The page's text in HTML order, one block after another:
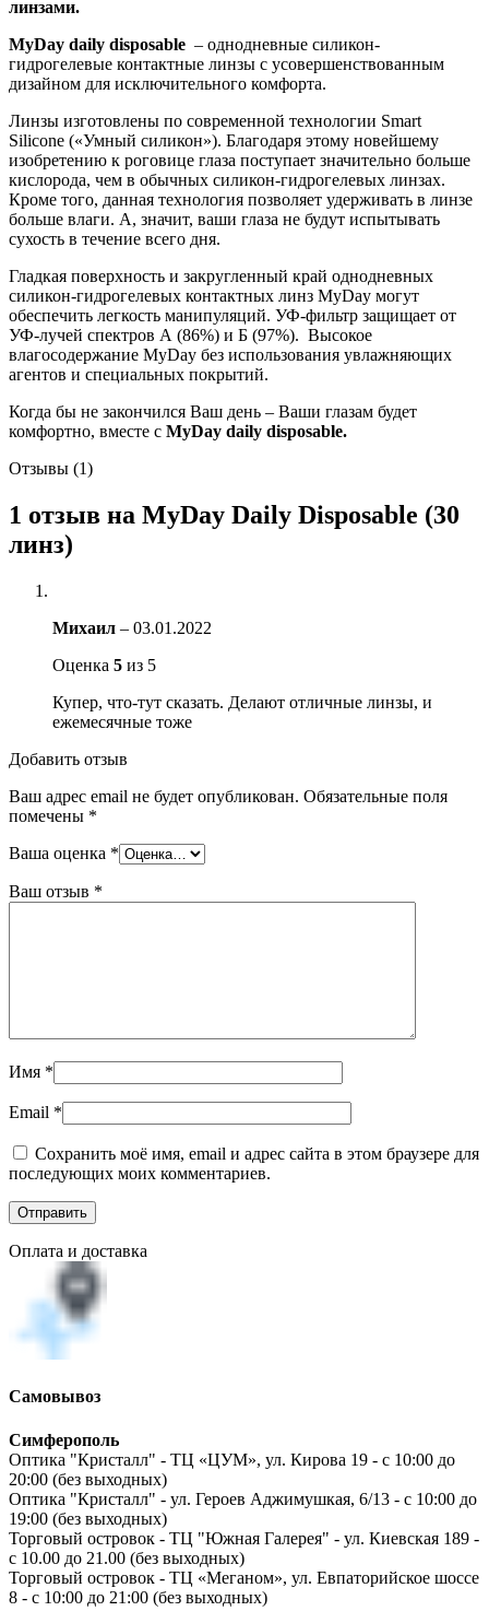
линзами.
MyDay daily disposable – однодневные силикон-
гидрогелевые контактные линзы с усовершенствованным
дизайном для исключительного комфорта.
Линзы изготовлены по современной технологии Smart
Silicone («Умный силикон»). Благодаря этому новейшему
изобретению к роговице глаза поступает значительно больше
кислорода, чем в обычных силикон-гидрогелевых линзах.
Кроме того, данная технология позволяет удерживать в линзе
больше влаги. А, значит, ваши глаза не будут испытывать
сухость в течение всего дня.
Гладкая поверхность и закругленный край однодневных
силикон-гидрогелевых контактных линз MyDay могут
обеспечить легкость манипуляций. УФ-фильтр защищает от
УФ-лучей спектров А (86%) и Б (97%). Высокое
влагосодержание MyDay без использования увлажняющих
агентов и специальных покрытий.
Когда бы не закончился Ваш день – Ваши глазам будет
комфортно, вместе с MyDay daily disposable.
Отзывы (1)
1 отзыв на MyDay Daily Disposable (30
линз)
Михаил – 03.01.2022
Оценка 5 из 5
Купер, что-тут сказать. Делают отличные линзы, и
ежемесячные тоже
Добавить отзыв
Ваш адрес email не будет опубликован. Обязательные поля
помечены *
Ваша оценка *
Ваш отзыв *
Имя *
Email *
Сохранить моё имя, email и адрес сайта в этом браузере для
последующих моих комментариев.
Оплата и доставка
Самовывоз
Симферополь
Оптика "Кристалл" - ТЦ «ЦУМ», ул. Кирова 19 - с 10:00 до
20:00 (без выходных)
Оптика "Кристалл" - ул. Героев Аджимушкая, 6/13 - с 10:00 до
19:00 (без выходных)
Торговый островок - ТЦ "Южная Галерея" - ул. Киевская 189 -
с 10.00 до 21.00 (без выходных)
Торговый островок - ТЦ «Меганом», ул. Евпаторийское шоссе
8 - с 10:00 до 21:00 (без выходных)